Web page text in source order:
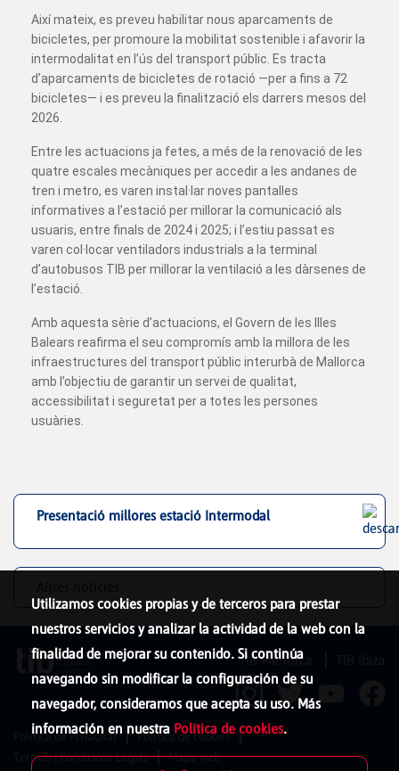
Així mateix, es preveu habilitar nous aparcaments de
bicicletes, per promoure la mobilitat sostenible i afavorir la
intermodalitat en l’ús del transport públic. Es tracta
d’aparcaments de bicicletes de rotació —per a fins a 72
bicicletes— i es preveu la finalització els darrers mesos del
2026.
Entre les actuacions ja fetes, a més de la renovació de les
quatre escales mecàniques per accedir a les andanes de
tren i metro, es varen instal·lar noves pantalles
informatives a l’estació per millorar la comunicació als
usuaris, entre finals de 2024 i 2025; i l’estiu passat es
varen col·locar ventiladors industrials a la terminal
d’autobusos TIB per millorar la ventilació a les dàrsenes de
l’estació.
Amb aquesta sèrie d’actuacions, el Govern de les Illes
Balears reafirma el seu compromís amb la millora de les
infraestructures del transport públic interurbà de Mallorca
amb l’objectiu de garantir un servei de qualitat,
accessibilitat i seguretat per a totes les persones
usuàries.
Presentació millores estació Intermodal
Utilizamos cookies propias y de terceros para prestar
nuestros servicios y analizar la actividad de la web con la
finalidad de mejorar su contenido. Si continúa
navegando sin modificar la configuración de su
navegador, consideramos que acepta su uso. Más
información en nuestra Política de cookies.
TIB Menorca
Política de Privacitat
Política de cookies
Termes i Condicions Legals
Mapa web